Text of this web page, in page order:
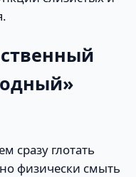
сразу глотать
физически смыть